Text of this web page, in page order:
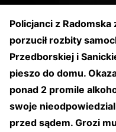
Policjanci z
porzucił rozbity
Przedborskiej i
pieszo do domu.
ponad 2 promile
swoje
przed sądem. Grozi